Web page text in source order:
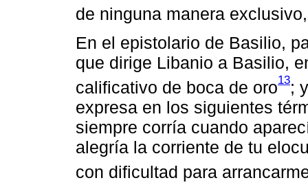
de ninguna manera
En el epistolario de Basilio,
que dirige Libanio a Basilio,
calificativo de boca de oro13;
expresa en los siguientes
siempre corría cuando
alegría la corriente de tu
con dificultad para